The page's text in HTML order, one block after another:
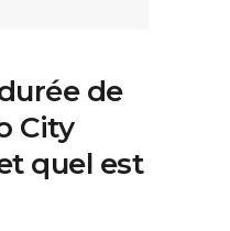
de
City
quel est